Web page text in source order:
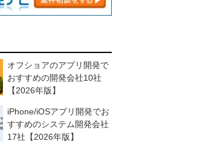
オフショアのアプリ開発で
おすすめの開発会社10社
【2026年版】
iPhone/iOSアプリ開発でお
すすめのシステム開発会社
17社【2026年版】